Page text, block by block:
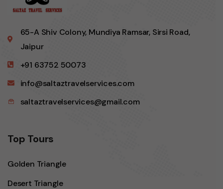
65-A Shiv Colony, Mundiya Ramsar, Sirsi Road,
Jaipur
+91 63752 50073
info@saltaztravelservices.com
saltaztravelservices@gmail.com
Top Tours
Golden Triangle
Desert Triangle